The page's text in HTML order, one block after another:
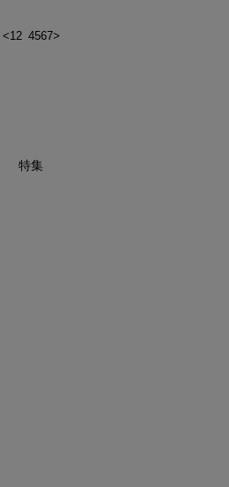
<1 23 4567>
特集